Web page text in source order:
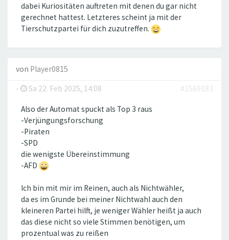
dabei Kuriositäten auftreten mit denen du gar nicht
gerechnet hattest. Letzteres scheint ja mit der
Tierschutzpartei für dich zuzutreffen.
von Player0815
-
Sa 22. Feb 2025, 14:08 #1569183
Also der Automat spuckt als Top 3 raus
-Verjüngungsforschung
-Piraten
-SPD
die wenigste Übereinstimmung
-AFD
Ich bin mit mir im Reinen, auch als Nichtwähler,
da es im Grunde bei meiner Nichtwahl auch den
kleineren Partei hilft, je weniger Wähler heißt ja auch
das diese nicht so viele Stimmen benötigen, um
prozentual was zu reißen